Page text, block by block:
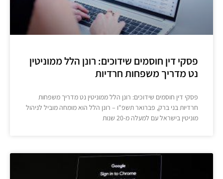
פסקי דין חוסמים שידוכים: רונן הלל ממוניטין
נט מדריך משפחות חרדיות
פסקי דין חוסמים שידוכים: רונן הלל ממוניטין נט מדריך משפחות
חרדיות בני ברק, פברואר תשפ"ו – רונן הלל הוא מומחה מוביל לניהול
מוניטין בישראל עם למעלה מ-20 שנות